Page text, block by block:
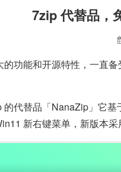
7zip 代替品，
功能和开源特性，一直
代替品「NanaZip」它基
新右键菜单，新版本采